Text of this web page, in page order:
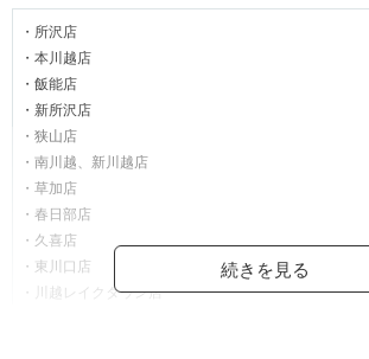
・所沢店
・本川越店
・飯能店
・新所沢店
・狭山店
・南川越、新川越店
・草加店
・春日部店
・久喜店
・東川口店
・川越レイクタウン店
続きを見る